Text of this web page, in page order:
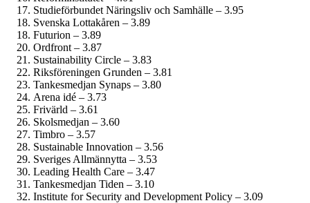
Studie­förbundet Näringsliv och Samhälle – 3.95
Svenska Lottakåren – 3.89
Futurion – 3.89
Ordfront – 3.87
Sustainability Circle – 3.83
Riksföreningen Grunden – 3.81
Tankesmedjan Synaps – 3.80
Arena idé – 3.73
Frivärld – 3.61
Skolsmedjan – 3.60
Timbro – 3.57
Sustainable Innovation – 3.56
Sveriges Allmännytta – 3.53
Leading Health Care – 3.47
Tankesmedjan Tiden – 3.10
Institute for Security and Development Policy – 3.09